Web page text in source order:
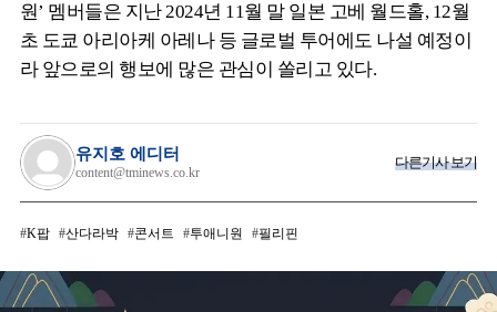
원’ 멤버들은 지난 2024년 11월 말 일본 고베 월드홀, 12월
초 도쿄 아리아케 아레나 등 글로벌 투어에도 나설 예정이
라 앞으로의 행보에 많은 관심이 쏠리고 있다.
유지호 에디터
content@tminews.co.kr
다른기사 보기
K팝 산다라박 콘서트 투애니원 필리핀